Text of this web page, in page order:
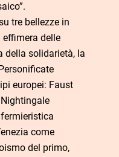
tre bellezze in
delle
della solidarietà, la
europei: Faust
come
del primo,